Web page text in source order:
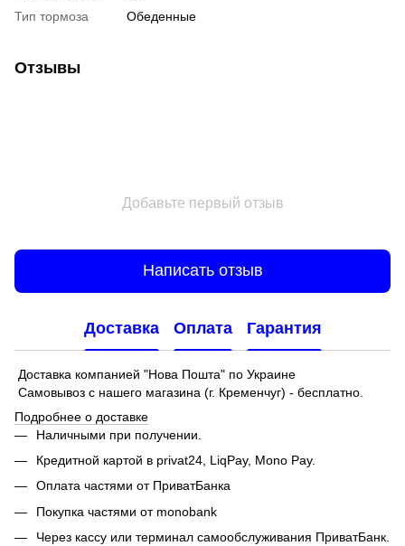
Тип тормоза
Обеденные
Отзывы
Добавьте первый отзыв
Написать отзыв
Доставка Оплата Гарантия
Доставка компанией "Нова Пошта" по Украине
Самовывоз с нашего магазина (г. Кременчуг) - бесплатно.
Подробнее о доставке
Наличными при получении.
Кредитной картой в privat24, LiqPay, Mono Pay.
Оплата частями от ПриватБанка
Покупка частями от monobank
Через кассу или терминал самообслуживания ПриватБанк.